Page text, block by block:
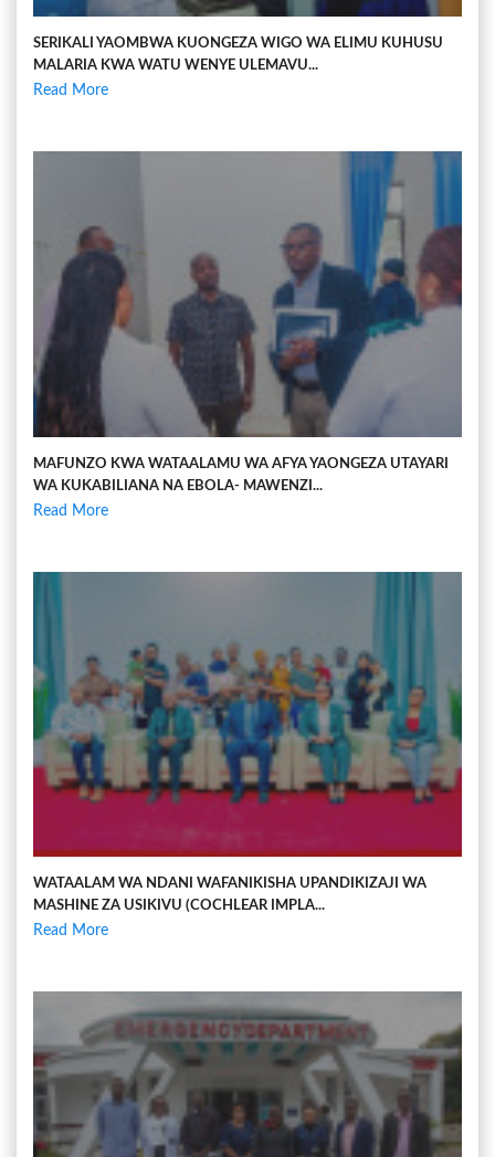
SERIKALI YAOMBWA KUONGEZA WIGO WA ELIMU KUHUSU
MALARIA KWA WATU WENYE ULEMAVU...
Read More
MAFUNZO KWA WATAALAMU WA AFYA YAONGEZA UTAYARI
WA KUKABILIANA NA EBOLA- MAWENZI...
Read More
WATAALAM WA NDANI WAFANIKISHA UPANDIKIZAJI WA
MASHINE ZA USIKIVU (COCHLEAR IMPLA...
Read More